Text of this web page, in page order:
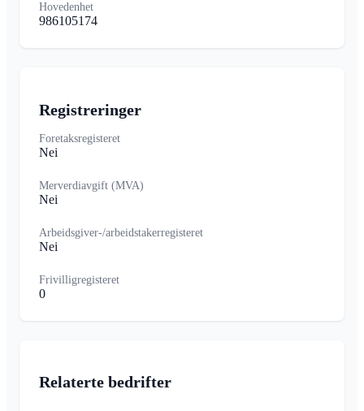
Hovedenhet
986105174
Registreringer
Foretaksregisteret
Nei
Merverdiavgift (MVA)
Nei
Arbeidsgiver-/arbeidstakerregisteret
Nei
Frivilligregisteret
0
Relaterte bedrifter